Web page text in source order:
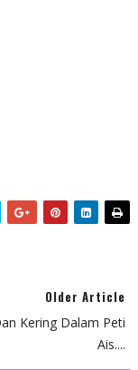
Older Article
Kering Dalam Peti
Ais....